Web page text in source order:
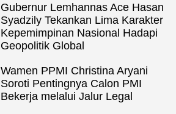
Gubernur Lemhannas Ace Hasan
Syadzily Tekankan Lima Karakter
Kepemimpinan Nasional Hadapi
Geopolitik Global
Wamen PPMI Christina Aryani
Soroti Pentingnya Calon PMI
Bekerja melalui Jalur Legal